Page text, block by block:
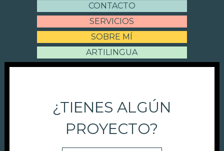
CONTACTO
SERVICIOS
SOBRE MÍ
ARTILINGUA
¿TIENES ALGÚN
PROYECTO?